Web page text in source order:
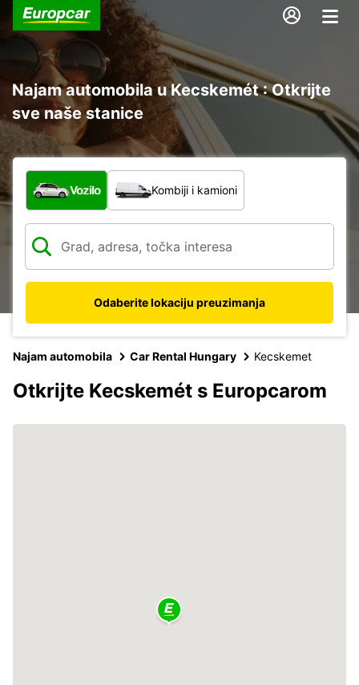
Najam automobila u Kecskemét : Otkrijte
sve naše stanice
Koja vrsta vozila?
Vozilo Kombiji i kamioni
Odaberite lokaciju preuzimanja
Najam automobila Car Rental Hungary Kecskemet
Otkrijte Kecskemét s Europcarom